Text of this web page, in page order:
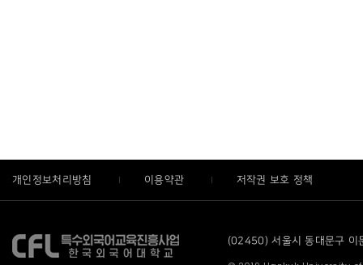
개인정보처리방침 이용약관 저작권 보호 정책
(02450) 서울시 동대문구